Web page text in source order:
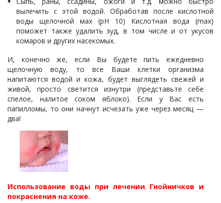
вылечить с этой водой. Обработав после кислотной
воды щелочной мах (pH 10) Кислотная вода (max)
поможет также удалить зуд, в том числе и от укусов
комаров и других насекомых.
И, конечно же, если Вы будете пить ежедневно
щелочную воду, то все Ваши клетки организма
напитаются водой и кожа, будет выглядеть свежей и
живой, просто светится изнутри (представьте себе
спелое, налитое соком яблоко). Если у Вас есть
папилломы, то они начнут исчезать уже через месяц —
два!
Использование воды при лечении Гнойничков и
покраснения на коже.